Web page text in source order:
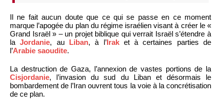
Il ne fait aucun doute que ce qui se passe en ce moment
marque l’apogée du plan du régime israélien visant à créer le «
Grand Israël » – un projet biblique qui verrait Israël s’étendre à
laJordanie, au Liban, à l’Iraket à certaines parties de
l’Arabie saoudite.
La destruction de Gaza, l’annexion de vastes portions de la
Cisjordanie, l’invasion du sud du Liban et désormais le
bombardement de l’Iran ouvrent tous la voie à la concrétisation
de ce plan.